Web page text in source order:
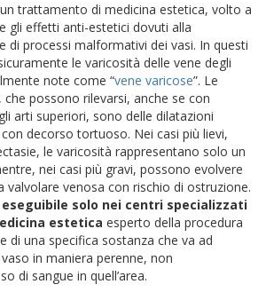
trattamento di medicina estetica, volto a
gli effetti anti-estetici dovuti alla
di processi malformativi dei vasi. In questi
le varicosità delle vene degli
note come “vene varicose”. Le
possono rilevarsi, anche se con
arti superiori, sono delle dilatazioni
decorso tortuoso. Nei casi più lievi,
le varicosità rappresentano solo un
nei casi più gravi, possono evolvere
valvolare venosa con rischio di ostruzione.
solo nei centri specializzati
estetica esperto della procedura
di una specifica sostanza che va ad
in maniera perenne, non
di sangue in quell’area.